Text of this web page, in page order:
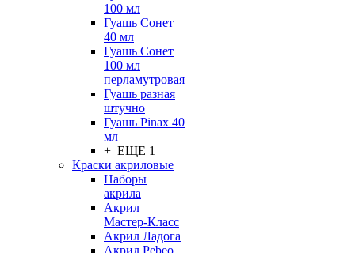
100 мл
Гуашь Сонет
40 мл
Гуашь Сонет
100 мл
перламутровая
Гуашь разная
штучно
Гуашь Pinax 40
мл
+ ЕЩЕ 1
Краски акриловые
Наборы
акрила
Акрил
Мастер-Класс
Акрил Ладога
Акрил Pebeo